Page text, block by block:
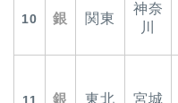
10 銀 関東
神奈
川
銀 東北 宮城